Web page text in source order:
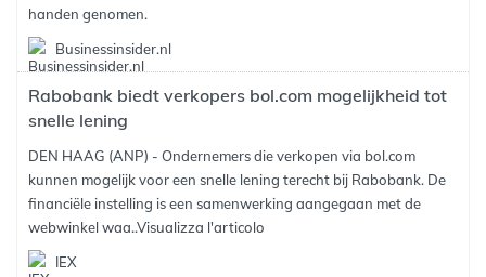
handen genomen.
Businessinsider.nl
Rabobank biedt verkopers bol.com mogelijkheid tot
snelle lening
DEN HAAG (ANP) - Ondernemers die verkopen via bol.com
kunnen mogelijk voor een snelle lening terecht bij Rabobank. De
financiële instelling is een samenwerking aangegaan met de
webwinkel waa..Visualizza l'articolo
IEX